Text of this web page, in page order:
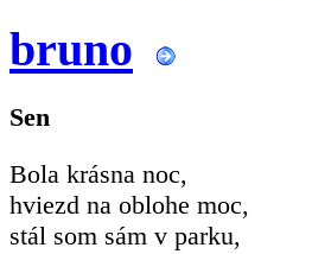
bruno
Sen
Bola krásna noc,
hviezd na oblohe moc,
stál som sám v parku,